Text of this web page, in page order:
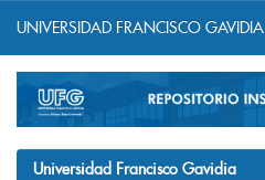
navigation
UNIVERSIDAD FRANCISCO GAVIDIA
Universidad Francisco Gavidia